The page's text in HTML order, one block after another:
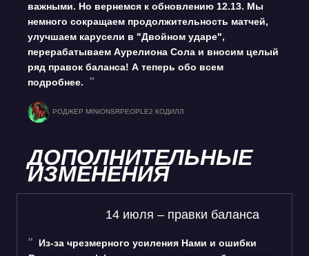
важными. Но вернемся к обновлению 12.13. Мы
немного сокращаем продолжительность матчей,
улучшаем карусели в "Двойном ударе",
перерабатываем Аурелиона Сола и вносим целый
ряд правок баланса! А теперь обо всем
подробнее.
РОДЖЕР MINIONSRPEOPLE2 КОДИЛЛ
ДОПОЛНИТЕЛЬНЫЕ
ИЗМЕНЕНИЯ
14 июля – правки баланса
Из-за чрезмерного усиления Нами и ошибки